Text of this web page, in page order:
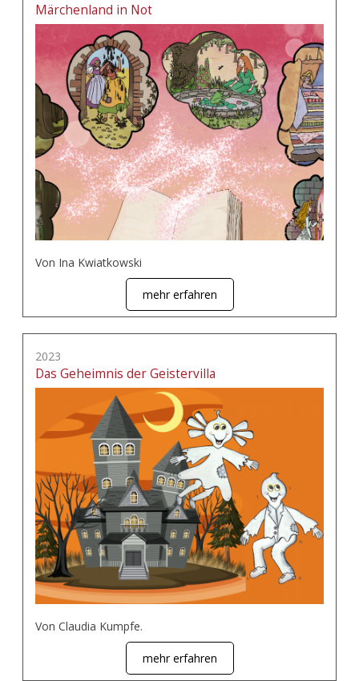
Märchenland in Not
Von Ina Kwiatkowski
mehr erfahren
2023
Das Geheimnis der Geistervilla
Von Claudia Kumpfe.
mehr erfahren